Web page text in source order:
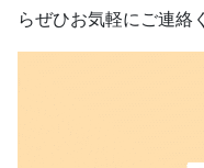
らぜひお気軽にご連絡